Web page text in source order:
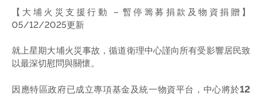
【大埔火災支援行動 – 暫停籌募捐款及物資捐贈】
05/12/2025更新
就上星期大埔火災事故，循道衛理中心謹向所有受影響居民致
以最深切慰問與關懷。
因應特區政府已成立專項基金及統一物資平台，中心將於12